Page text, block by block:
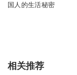
国人的生活秘密
相关推荐